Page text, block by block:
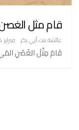
قام مثل الغصن
عائشة بنت أبي بكر فبراير 4, 2024
قَامَ مِثْلَ الغُصُنِ